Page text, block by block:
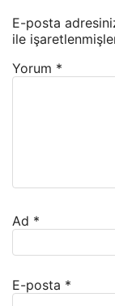
E-posta
ile
Yorum *
Ad *
E-posta *